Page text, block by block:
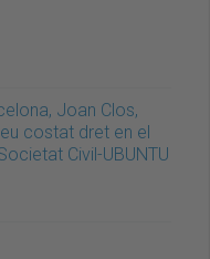
Joan Clos,
costat dret en el
Civil-UBUNTU